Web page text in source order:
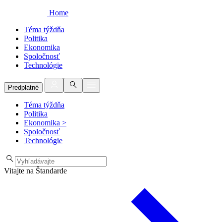
Home
Téma týždňa
Politika
Ekonomika
Spoločnosť
Technológie
Predplatné
Téma týždňa
Politika
Ekonomika >
Spoločnosť
Technológie
Vitajte na Štandarde